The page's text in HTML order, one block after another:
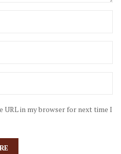
URL in my browser for next time I